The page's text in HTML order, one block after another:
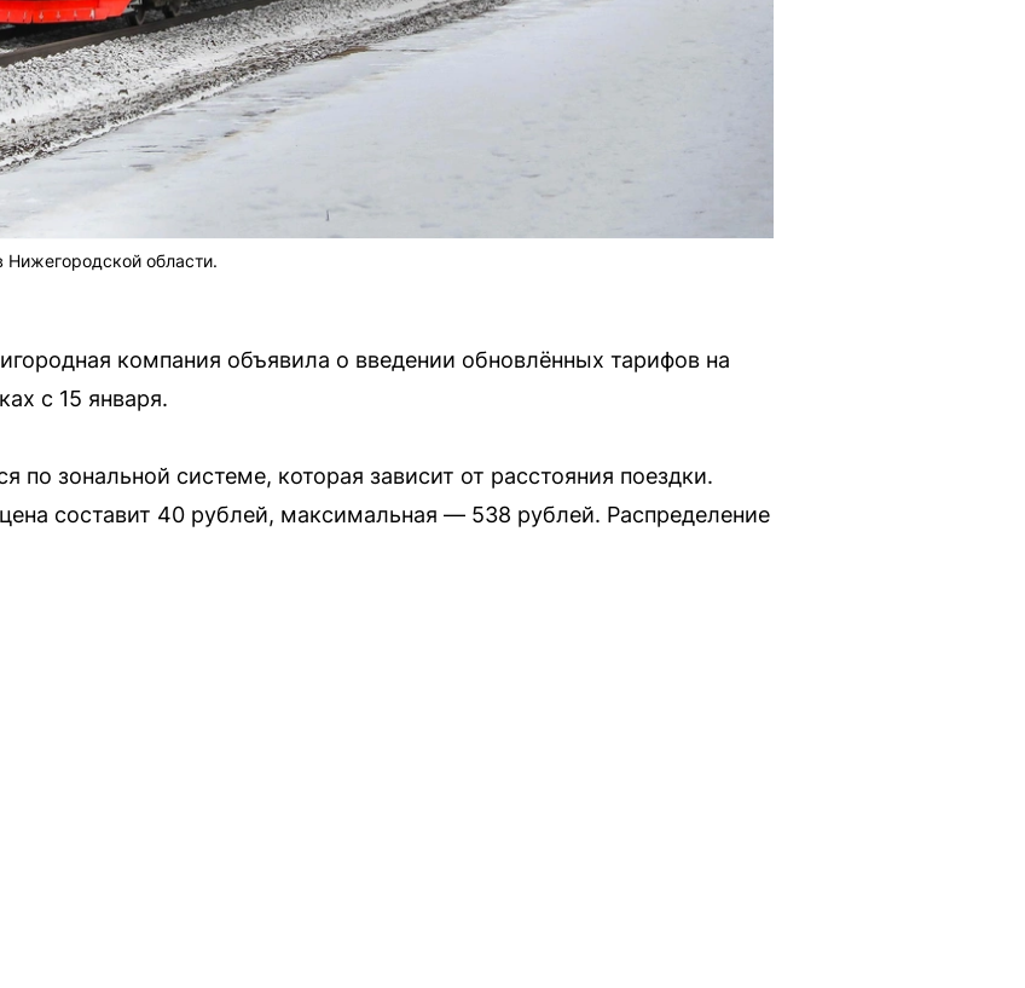
области.
компания объявила о введении обновлённых тарифов на
с 15 января.
по зональной системе, которая зависит от расстояния поездки.
составит 40 рублей, максимальная — 538 рублей. Распределение